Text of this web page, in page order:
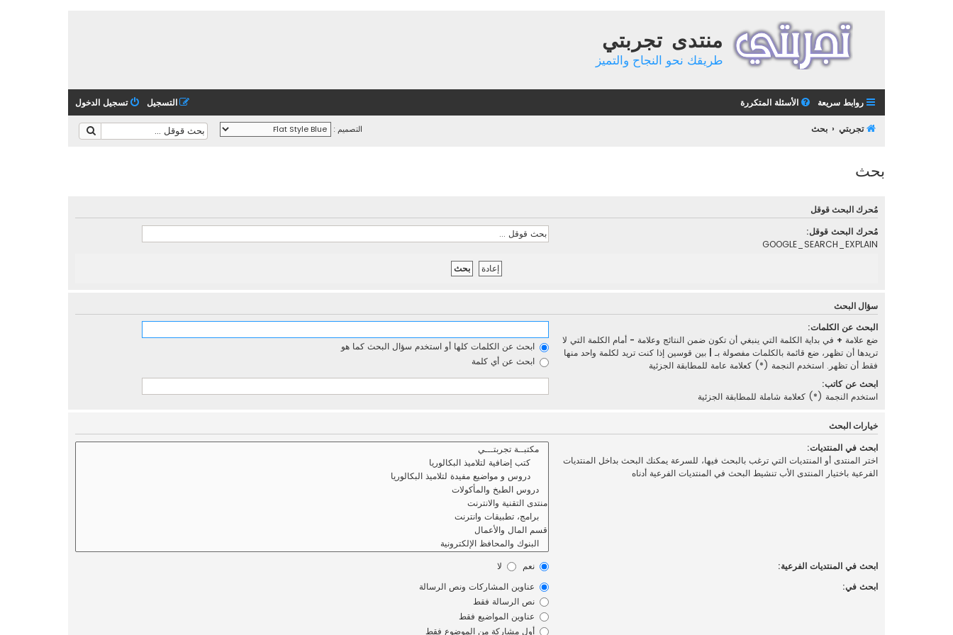
منتدى تجربتي
طريقك نحو النجاح والتميز
روابط سريعة الأسئلة المتكررة تسجيل الدخول التسجيل
تجربتي بحث التصميم :
بحث
مُحرك البحث قوقل
مُحرك البحث قوقل:
GOOGLE_SEARCH_EXPLAIN
سؤال البحث
البحث عن الكلمات:
ضع علامة + في بداية الكلمة التي ينبغي أن تكون ضمن النتائج وعلامة - أمام الكلمة التي لا
تريدها أن تظهر، ضع قائمة بالكلمات مفصولة بـ
بين قوسين إذا كنت تريد لكلمة واحد منها
فقط أن تظهر. استخدم النجمة (*) كعلامة عامة للمطابقة الجزئية
ابحث عن الكلمات كلها أو استخدم سؤال البحث كما هو
ابحث عن أي كلمة
ابحث عن كاتب:
استخدم النجمة (*) كعلامة شاملة للمطابقة الجزئية
خيارات البحث
ابحث في المنتديات:
اختر المنتدى أو المنتديات التي ترغب بالبحث فيها، للسرعة يمكنك البحث بداخل المنتديات
الفرعية باختيار المنتدى الأب تنشيط البحث في المنتديات الفرعية أدناه
ابحث في المنتديات الفرعية: نعم
لا
ابحث في:
عناوين المشاركات ونص الرسالة
نص الرسالة فقط
عناوين المواضيع فقط
أول مشاركة من الموضوع فقط